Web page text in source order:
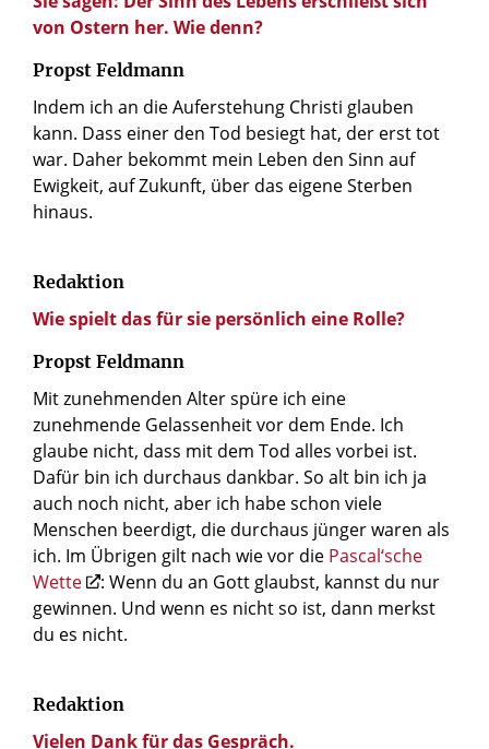
von Ostern her. Wie denn?
Propst Feldmann
Indem ich an die Auferstehung Christi glauben
kann. Dass einer den Tod besiegt hat, der erst tot
war. Daher bekommt mein Leben den Sinn auf
Ewigkeit, auf Zukunft, über das eigene Sterben
hinaus.
Redaktion
Wie spielt das für sie persönlich eine Rolle?
Propst Feldmann
Mit zunehmenden Alter spüre ich eine
zunehmende Gelassenheit vor dem Ende. Ich
glaube nicht, dass mit dem Tod alles vorbei ist.
Dafür bin ich durchaus dankbar. So alt bin ich ja
auch noch nicht, aber ich habe schon viele
Menschen beerdigt, die durchaus jünger waren als
ich. Im Übrigen gilt nach wie vor die Pascal‘sche
Wette
: Wenn du an Gott glaubst, kannst du nur
gewinnen. Und wenn es nicht so ist, dann merkst
du es nicht.
Redaktion
Vielen Dank für das Gespräch.